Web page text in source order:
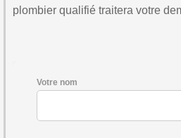
plombier qualifié traitera votre
Votre nom